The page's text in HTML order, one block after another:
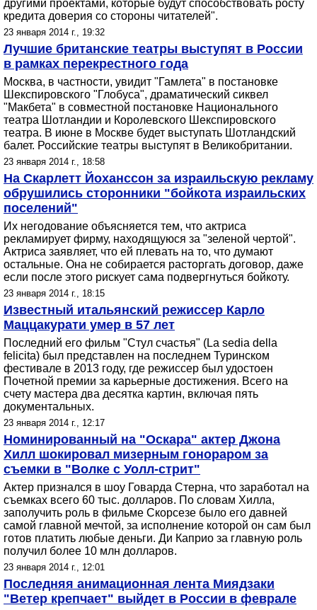
другими проектами, которые будут способствовать росту
кредита доверия со стороны читателей".
23 января 2014 г., 19:32
Лучшие британские театры выступят в России
в рамках перекрестного года
Москва, в частности, увидит "Гамлета" в постановке
Шекспировского "Глобуса", драматический сиквел
"Макбета" в совместной постановке Национального
театра Шотландии и Королевского Шекспировского
театра. В июне в Москве будет выступать Шотландский
балет. Российские театры выступят в Великобритании.
23 января 2014 г., 18:58
На Скарлетт Йоханссон за израильскую рекламу
обрушились сторонники "бойкота израильских
поселений"
Их негодование объясняется тем, что актриса
рекламирует фирму, находящуюся за "зеленой чертой".
Актриса заявляет, что ей плевать на то, что думают
остальные. Она не собирается расторгать договор, даже
если после этого рискует сама подвергнуться бойкоту.
23 января 2014 г., 18:15
Известный итальянский режиссер Карло
Маццакурати умер в 57 лет
Последний его фильм "Стул счастья" (La sedia della
felicita) был представлен на последнем Туринском
фестивале в 2013 году, где режиссер был удостоен
Почетной премии за карьерные достижения. Всего на
счету мастера два десятка картин, включая пять
документальных.
23 января 2014 г., 12:17
Номинированный на "Оскара" актер Джона
Хилл шокировал мизерным гонораром за
съемки в "Волке с Уолл-стрит"
Актер признался в шоу Говарда Стерна, что заработал на
съемках всего 60 тыс. долларов. По словам Хилла,
заполучить роль в фильме Скорсезе было его давней
самой главной мечтой, за исполнение которой он сам был
готов платить любые деньги. Ди Каприо за главную роль
получил более 10 млн долларов.
23 января 2014 г., 12:01
Последняя анимационная лента Миядзаки
"Ветер крепчает" выйдет в России в феврале